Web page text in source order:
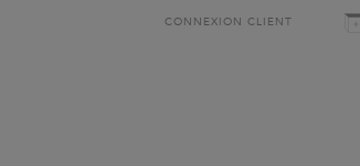
CONNEXION CLIENT